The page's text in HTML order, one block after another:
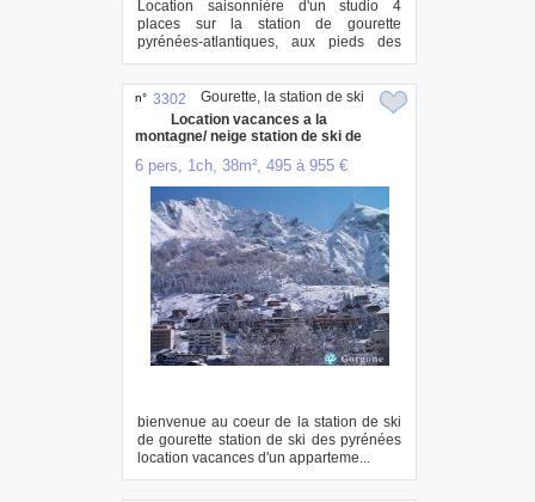
Location saisonnière d'un studio 4
places sur la station de gourette
pyrénées-atlantiques, aux pieds des
pistes, exposit...
n° 3302
Location vacances a la
montagne/ neige station de ski de
6 pers, 1ch, 38m², 495 à 955 €
bienvenue au coeur de la station de ski
de gourette station de ski des pyrénées
location vacances d'un apparteme...
Gourette, la station de ski